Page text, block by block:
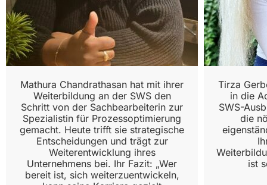
Mathura Chandrathasan hat mit ihrer
Weiterbildung an der SWS den
Schritt von der Sachbearbeiterin zur
Spezialistin für Prozessoptimierung
gemacht. Heute trifft sie strategische
Entscheidungen und trägt zur
Weiterentwicklung ihres
Unternehmens bei. Ihr Fazit: „Wer
bereit ist, sich weiterzuentwickeln,
Tirza
in die
SWS-
die
ist